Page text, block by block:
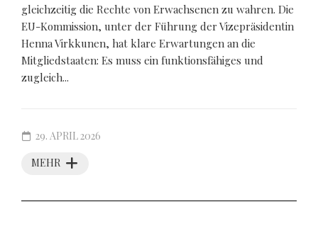
gleichzeitig die Rechte von Erwachsenen zu wahren. Die
EU-Kommission, unter der Führung der Vizepräsidentin
Henna Virkkunen, hat klare Erwartungen an die
Mitgliedstaaten: Es muss ein funktionsfähiges und
zugleich...
MEHR
29. APRIL 2026